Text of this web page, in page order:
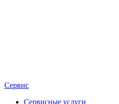
Сервис
Сервисные услуги